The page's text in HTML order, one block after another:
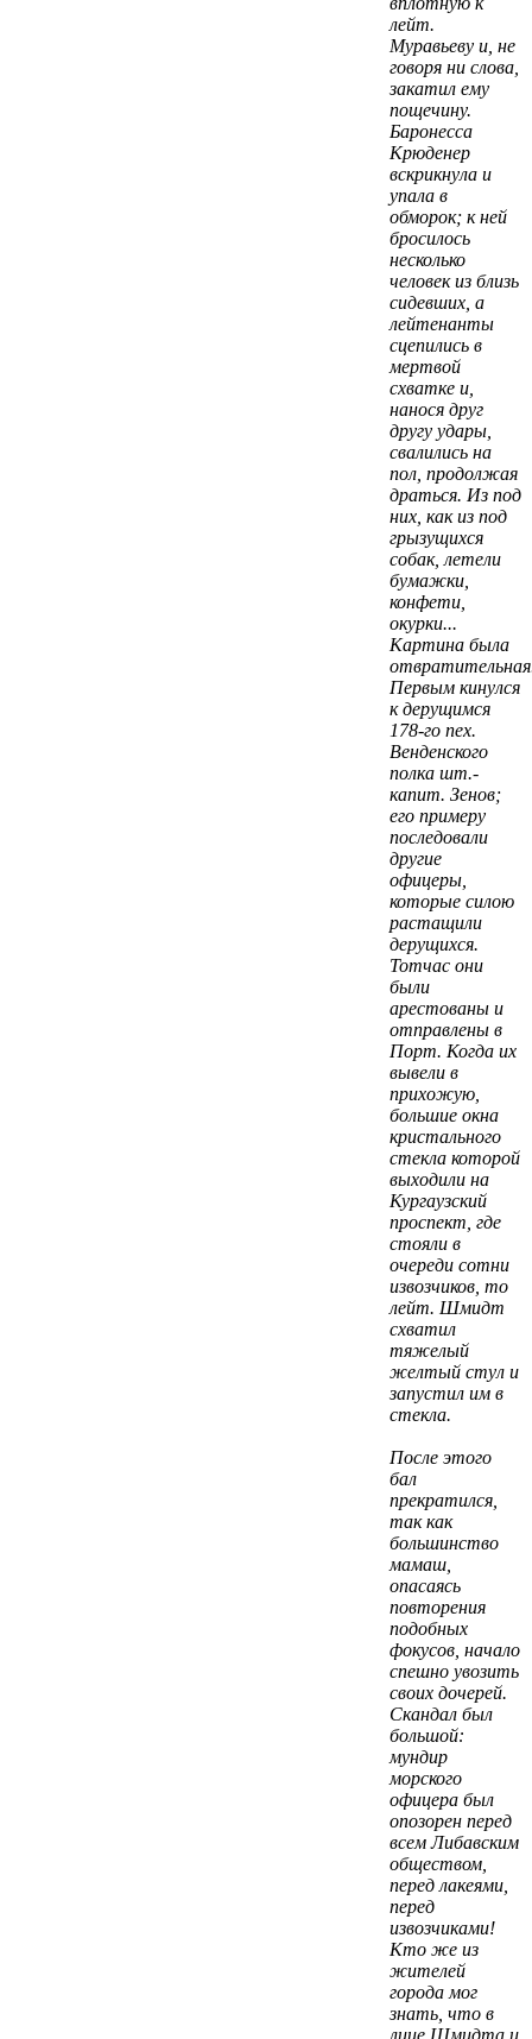
лейт.
Муравьеву и, не
говоря ни слова,
закатил ему
пощечину.
Баронесса
Крюденер
вскрикнула и
упала в
обморок; к ней
бросилось
несколько
человек из близь
сидевших, а
лейтенанты
сцепились в
мертвой
схватке и,
нанося друг
другу удары,
свалились на
пол, продолжая
драться. Из под
них, как из под
грызущихся
собак, летели
бумажки,
конфети,
окурки...
Картина была
Первым кинулся
к дерущимся
178-го пех.
Венденского
полка шт.-
капит. Зенов;
его примеру
последовали
другие
офицеры,
которые силою
растащили
дерущихся.
Тотчас они
были
арестованы и
отправлены в
Порт. Когда их
вывели в
прихожую,
большие окна
кристального
стекла которой
выходили на
Кургаузский
проспект, где
стояли в
очереди сотни
извозчиков, то
лейт. Шмидт
схватил
тяжелый
желтый стул и
запустил им в
стекла.
После этого
бал
прекратился,
так как
большинство
мамаш,
опасаясь
повторения
подобных
фокусов, начало
спешно увозить
своих дочерей.
Скандал был
большой:
мундир
морского
офицера был
опозорен перед
всем Либавским
обществом,
перед лакеями,
перед
извозчиками!
Кто же из
жителей
города мог
знать, что в
лице Шмидта и